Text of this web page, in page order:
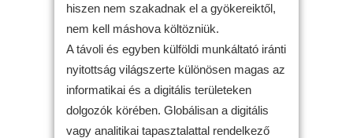
hiszen nem szakadnak el a gyökereiktől,
nem kell máshova költözniük.
A távoli és egyben külföldi munkáltató iránti
nyitottság világszerte különösen magas az
informatikai és a digitális területeken
dolgozók körében. Globálisan a digitális
vagy analitikai tapasztalattal rendelkező